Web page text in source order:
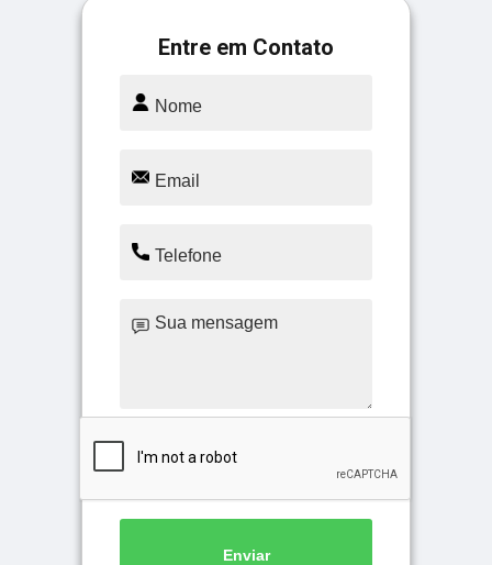
Entre em Contato
Enviar